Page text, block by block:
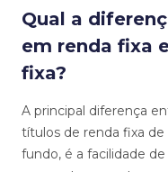
Qual a
em renda fixa
fixa?
A principal diferença
títulos de renda fixa
fundo, é a facilidade